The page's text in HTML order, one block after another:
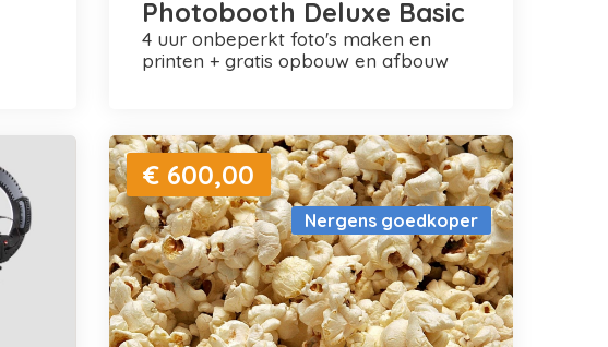
Photobooth Deluxe Basic
4 uur onbeperkt foto's maken en
printen + gratis opbouw en afbouw
Nergens goedkoper
€ 600,00